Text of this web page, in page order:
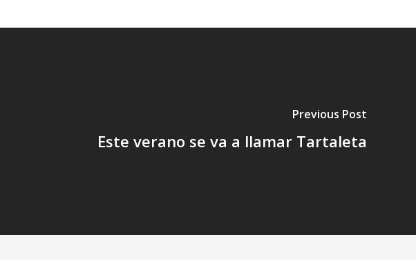
Previous Post
Este verano se va a llamar Tartaleta